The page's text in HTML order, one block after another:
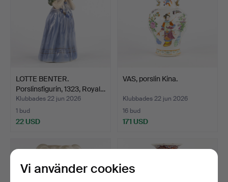
LOTTE BENTER.
Porslinsfigurin, 1323, Royal…
Klubbades 22 jun 2026
1 bud
22 USD
VAS, porslin Kina.
Klubbades 22 jun 2026
16 bud
171 USD
Vi använder cookies